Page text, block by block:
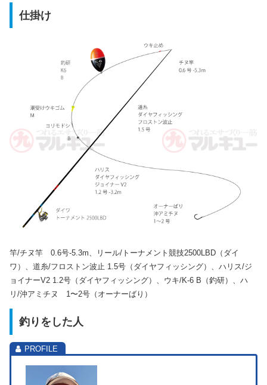
仕掛け
竿/チヌ竿 0.6号-5.3m、リール/トーナメント競技2500LBD（ダイ
ワ）、道糸/フロストン波止 1.5号（ダイヤフィッシング）、ハリス/ジ
ョイナーV2 1.2号（ダイヤフィッシング）、ウキ/K-6 B（釣研）、ハ
リ/沖アミチヌ 1〜2号（オーナーばり）
釣りをした人